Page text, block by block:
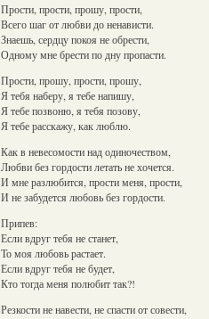
Прости, прости, прошу, прости,
Всего шаг от любви до ненависти.
Знаешь, сердцу покоя не обрести,
Одному мне брести по дну пропасти.
Прости, прошу, прости, прошу,
Я тебя наберу, я тебе напишу,
Я тебе позвоню, я тебя позову,
Я тебе расскажу, как люблю.
Как в невесомости над одиночеством,
Любви без гордости летать не хочется.
И мне разлюбится, прости меня, прости,
И не забудется любовь без гордости.
Припев:
Если вдруг тебя не станет,
То моя любовь растает.
Если вдруг тебя не будет,
Кто тогда меня полюбит так?!
Резкости не навести, не спасти от совести,